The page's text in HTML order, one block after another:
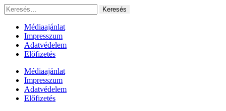
Ugrás
a
tartalomhoz
Keresés:
Médiaajánlat
Impresszum
Adatvédelem
Előfizetés
Médiaajánlat
Impresszum
Adatvédelem
Előfizetés